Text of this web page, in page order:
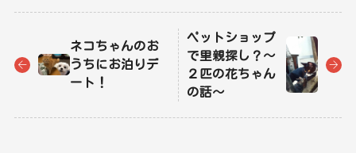
ネコちゃんのお
うちにお泊りデ
ート！
ペットショップ
で里親探し？～
２匹の花ちゃん
の話～